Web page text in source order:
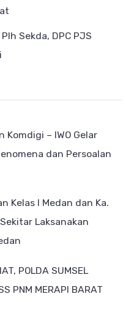
Sekda, DPC PJS
Komdigi – IWO Gelar
dan Persoalan
Kelas I Medan dan Ka.
Laksanakan
POLDA SUMSEL
PNM MERAPI BARAT